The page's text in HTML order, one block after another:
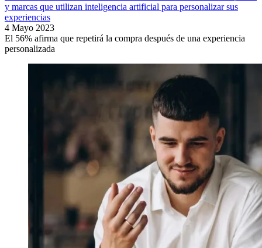
y marcas que utilizan inteligencia artificial para personalizar sus
experiencias
4 Mayo 2023
El 56% afirma que repetirá la compra después de una experiencia
personalizada